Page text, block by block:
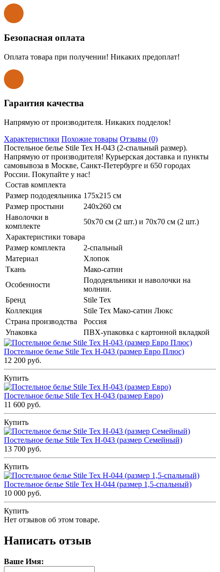
Безопасная оплата
Оплата товара при получении! Никаких предоплат!
Гарантия качества
Напрямую от производителя. Никаких подделок!
Характеристики Похожие товары Отзывы (0)
Постельное белье Stile Tex H-043 (2-спальный размер).
Напрямую от производителя! Курьерская доставка и пункты
самовывоза в Москве, Санкт-Петербурге и 650 городах
России. Покупайте у нас!
Состав комплекта
Размер пододеяльника 175х215 см
Размер простыни
240х260 см
Наволочки в
комплекте
50х70 см (2 шт.) и 70х70 см (2 шт.)
Характеристики товара
Размер комплекта
2-спальный
Материал
Хлопок
Ткань
Мако-сатин
Особенности
Пододеяльники и наволочки на
молнии.
Бренд
Stile Tex
Коллекция
Stile Tex Мако-сатин Люкс
Страна производства
Россия
Упаковка
ПВХ-упаковка с картонной вкладкой
Постельное белье Stile Tex H-043 (размер Евро Плюс)
12 200 руб.
Купить
Постельное белье Stile Tex H-043 (размер Евро)
11 600 руб.
Купить
Постельное белье Stile Tex H-043 (размер Семейный)
13 700 руб.
Купить
Постельное белье Stile Tex H-044 (размер 1,5-спальный)
10 000 руб.
Купить
Нет отзывов об этом товаре.
Написать отзыв
Ваше Имя: